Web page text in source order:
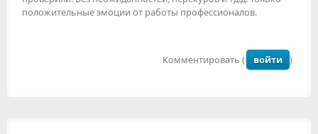
положительные эмоции от работы профессионалов.
Комментировать ( войти )